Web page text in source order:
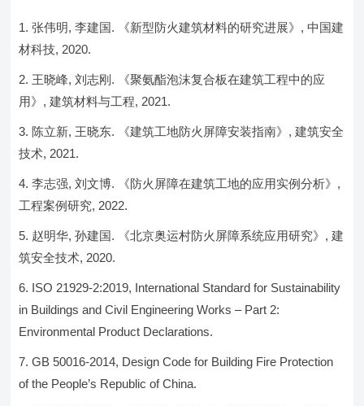
张伟明, 李建国. 《新型防火建筑材料的研究进展》, 中国建
材科技, 2020.
王晓峰, 刘志刚. 《聚氨酯泡沫复合板在建筑工程中的应
用》, 建筑材料与工程, 2021.
陈立新, 王晓东. 《建筑工地防火屏障安装指南》, 建筑安全
技术, 2021.
李志强, 刘文博. 《防火屏障在建筑工地的应用实例分析》,
工程案例研究, 2022.
赵明华, 孙建国. 《北京奥运村防火屏障系统应用研究》, 建
筑安全技术, 2020.
ISO 21929-2:2019, International Standard for Sustainability
in Buildings and Civil Engineering Works – Part 2:
Environmental Product Declarations.
GB 50016-2014, Design Code for Building Fire Protection
of the People’s Republic of China.